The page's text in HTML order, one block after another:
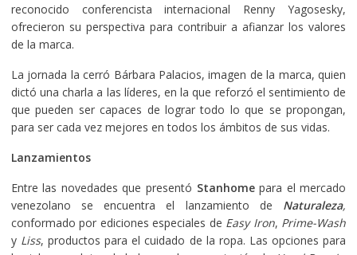
reconocido conferencista internacional Renny Yagosesky,
ofrecieron su perspectiva para contribuir a afianzar los valores
de la marca.
La jornada la cerró Bárbara Palacios, imagen de la marca, quien
dictó una charla a las líderes, en la que reforzó el sentimiento de
que pueden ser capaces de lograr todo lo que se propongan,
para ser cada vez mejores en todos los ámbitos de sus vidas.
Lanzamientos
Entre las novedades que presentó Stanhomepara el mercado
venezolano se encuentra el lanzamiento de Naturaleza,
conformado por ediciones especiales de Easy Iron, Prime-Wash
yLiss, productos para el cuidado de la ropa. Las opciones para